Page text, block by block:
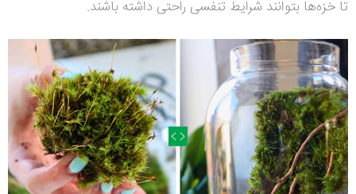
تا خزه‌ها بتوانند شرایط تنفسی راحتی داشته باشند.